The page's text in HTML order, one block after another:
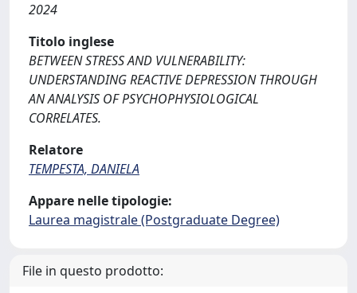
2024
Titolo inglese
BETWEEN STRESS AND VULNERABILITY:
UNDERSTANDING REACTIVE DEPRESSION THROUGH
AN ANALYSIS OF PSYCHOPHYSIOLOGICAL
CORRELATES.
Relatore
TEMPESTA, DANIELA
Appare nelle tipologie:
Laurea magistrale (Postgraduate Degree)
File in questo prodotto: